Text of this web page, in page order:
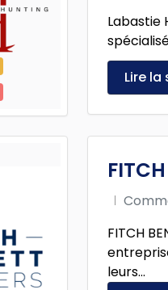
Labastie
Lire la
FITCH
leurs...